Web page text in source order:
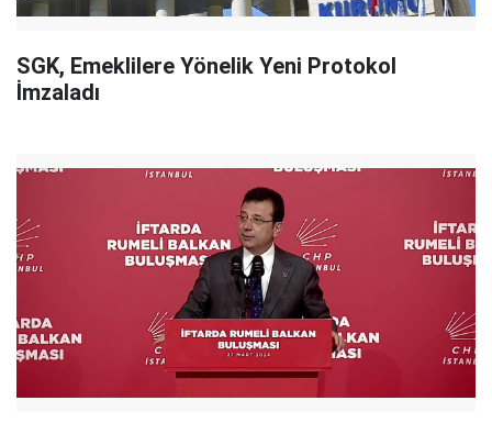
SGK, Emeklilere Yönelik Yeni Protokol
İmzaladı